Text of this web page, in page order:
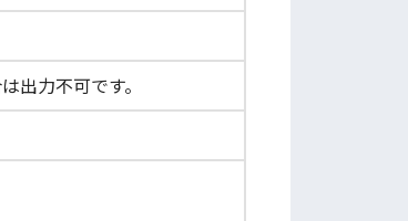
出力不可です。